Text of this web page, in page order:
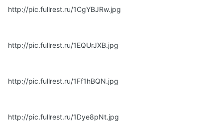
http://pic.fullrest.ru/1CgYBJRw.jpg
http://pic.fullrest.ru/1EQUrJXB.jpg
http://pic.fullrest.ru/1Ff1hBQN.jpg
http://pic.fullrest.ru/1Dye8pNt.jpg